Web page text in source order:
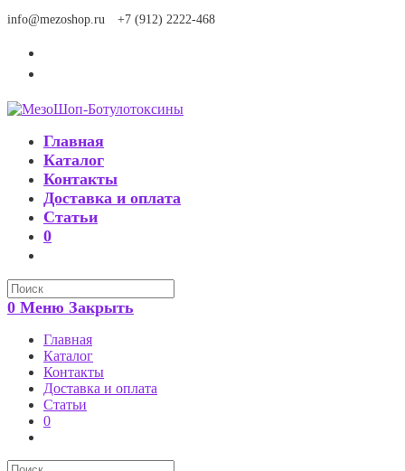
Перейти
info@mezoshop.ru +7 (912) 2222-468
Главная
Каталог
Контакты
Доставка и оплата
Статьи
0
Search
this
website
0 Меню Закрыть
Главная
Каталог
Контакты
Доставка и оплата
Статьи
0